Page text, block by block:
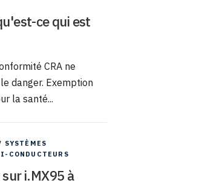
ce qui est
CRA ne
danger. Exemption
la santé...
SYSTÈMES
CONDUCTEURS
i.MX95 à